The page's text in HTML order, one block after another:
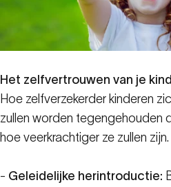
Het zelfvertrouwen van je
Hoe zelfverzekerder kinderen
zullen worden tegengehouden
hoe veerkrachtiger ze zullen zijn.
- Geleidelijke herintroductie: